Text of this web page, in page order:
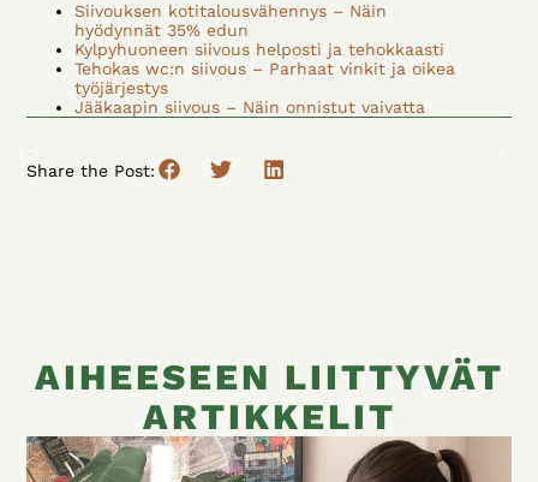
Siivouksen kotitalousvähennys – Näin
hyödynnät 35% edun
Kylpyhuoneen siivous helposti ja tehokkaasti
Tehokas wc:n siivous – Parhaat vinkit ja oikea
työjärjestys
Jääkaapin siivous – Näin onnistut vaivatta
Share the Post:
AIHEESEEN LIITTYVÄT
ARTIKKELIT